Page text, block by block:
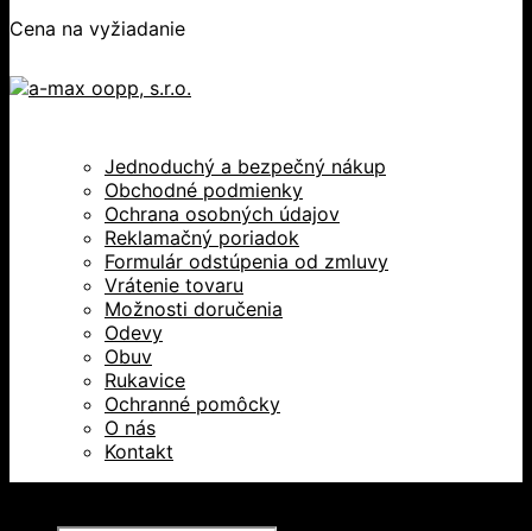
Cena na vyžiadanie
Jednoduchý a bezpečný nákup
Obchodné podmienky
Ochrana osobných údajov
Reklamačný poriadok
Formulár odstúpenia od zmluvy
Vrátenie tovaru
Možnosti doručenia
Odevy
Obuv
Rukavice
Ochranné pomôcky
O nás
Kontakt